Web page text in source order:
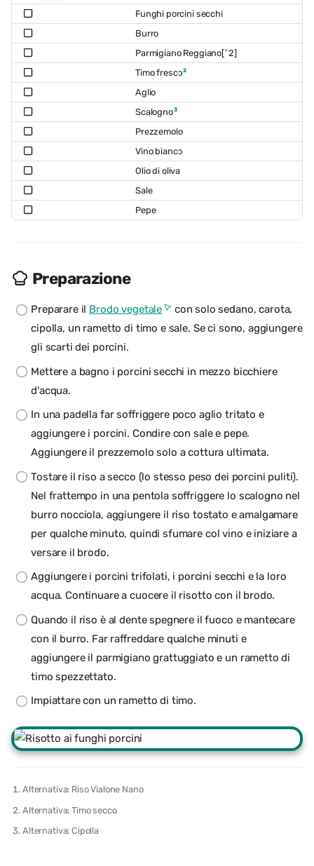
Funghi porcini secchi
Burro
Parmigiano Reggiano[^2]
Timo fresco2
Aglio
Scalogno3
Prezzemolo
Vino bianco
Olio di oliva
Sale
Pepe
Preparazione
Preparare il Brodo vegetale
con solo sedano, carota,
cipolla, un rametto di timo e sale. Se ci sono, aggiungere
gli scarti dei porcini.
Mettere a bagno i porcini secchi in mezzo bicchiere
d'acqua.
In una padella far soffriggere poco aglio tritato e
aggiungere i porcini. Condire con sale e pepe.
Aggiungere il prezzemolo solo a cottura ultimata.
Tostare il riso a secco (lo stesso peso dei porcini puliti).
Nel frattempo in una pentola soffriggere lo scalogno nel
burro nocciola, aggiungere il riso tostato e amalgamare
per qualche minuto, quindi sfumare col vino e iniziare a
versare il brodo.
Aggiungere i porcini trifolati, i porcini secchi e la loro
acqua. Continuare a cuocere il risotto con il brodo.
Quando il riso è al dente spegnere il fuoco e mantecare
con il burro. Far raffreddare qualche minuti e
aggiungere il parmigiano grattuggiato e un rametto di
timo spezzettato.
Impiattare con un rametto di timo.
Alternativa: Riso Vialone Nano
Alternativa: Timo secco
Alternativa: Cipolla